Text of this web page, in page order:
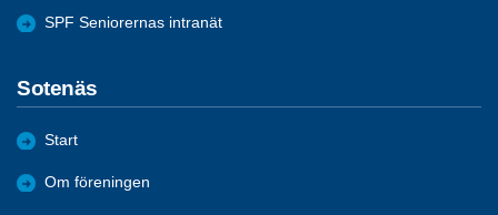
SPF Seniorernas intranät
Sotenäs
Start
Om föreningen